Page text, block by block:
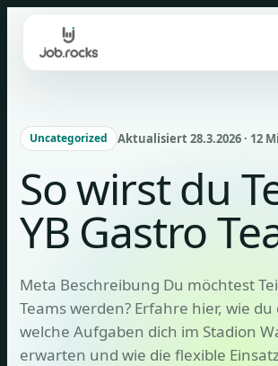
content
Uncategorized Aktualisiert 28.3.2026 · 12
So wirst du
YB Gastro
Meta Beschreibung Du möchtest
Teams werden? Erfahre hier, wie
welche Aufgaben dich im Stadion
erwarten und wie die flexible